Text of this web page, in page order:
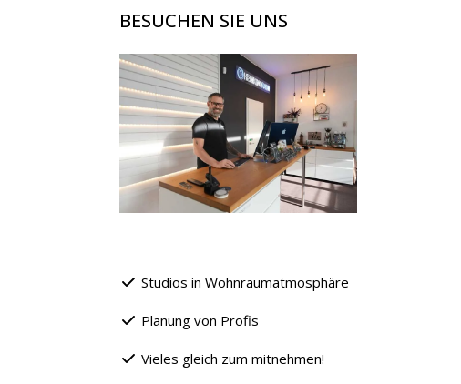
BESUCHEN SIE UNS
Studios in Wohnraumatmosphäre
Planung von Profis
Vieles gleich zum mitnehmen!